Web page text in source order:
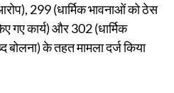
299 (धार्मिक भावनाओं को ठेस
गए कार्य) और 302 (धार्मिक
के तहत मामला दर्ज किया